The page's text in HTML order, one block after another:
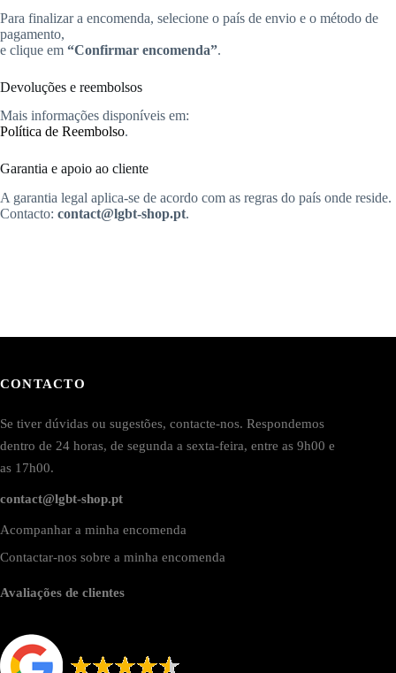
Para finalizar a encomenda, selecione o país de envio e o método de
pagamento,
e clique em “Confirmar encomenda”.
Devoluções e reembolsos
Mais informações disponíveis em:
Política de Reembolso.
Garantia e apoio ao cliente
A garantia legal aplica-se de acordo com as regras do país onde reside.
Contacto: contact@lgbt-shop.pt.
CONTACTO
Se tiver dúvidas ou sugestões, contacte-nos. Respondemos
dentro de 24 horas, de segunda a sexta-feira, entre as 9h00 e
as 17h00.
contact@lgbt-shop.pt
Acompanhar a minha encomenda
Contactar-nos sobre a minha encomenda
Avaliações de clientes